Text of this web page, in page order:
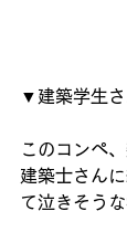
▼建築学生
このコンペ
建築士さん
て泣きそう